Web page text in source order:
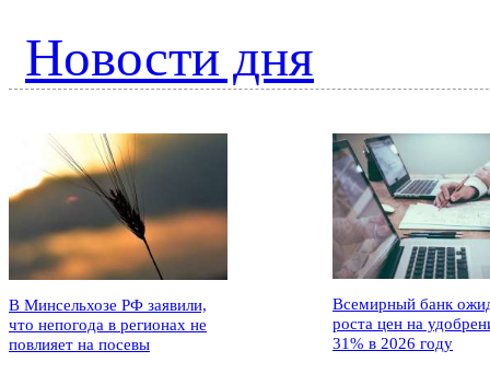
Новости дня
В Минсельхозе РФ заявили,
что непогода в регионах не
повлияет на посевы
Всемирный банк
роста цен на
31% в 2026 году